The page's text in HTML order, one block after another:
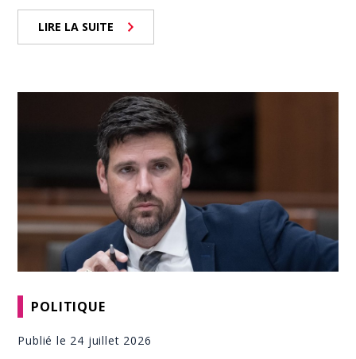
LIRE LA SUITE
POLITIQUE
Publié le 24 juillet 2026